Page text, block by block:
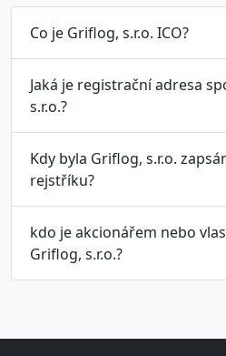
Co je Griflog, s.r.o. ICO?
Jaká je registrační adresa
s.r.o.?
Kdy byla Griflog, s.r.o.
rejstříku?
kdo je akcionářem nebo
Griflog, s.r.o.?